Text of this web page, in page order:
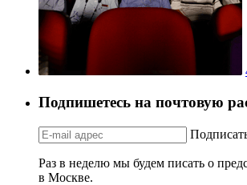
Подпишетесь на почтовую
Раз в неделю мы будем писать о
в Москве.